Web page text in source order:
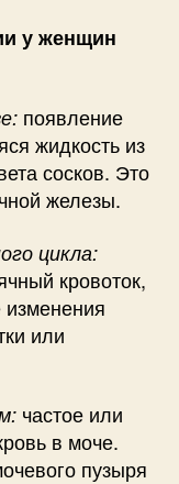
у женщин
появление
жидкость из
сосков. Это
железы.
цикла:
кровоток,
или
частое или
в моче.
пузыря